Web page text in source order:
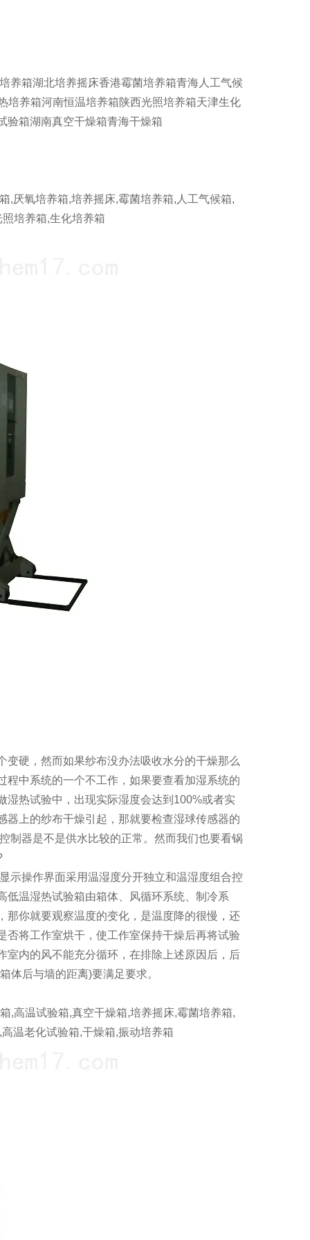
养箱湖北培养摇床香港霉菌培养箱青海人工气候
培养箱河南恒温培养箱陕西光照培养箱天津生化
验箱湖南真空干燥箱青海干燥箱
,厌氧培养箱,培养摇床,霉菌培养箱,人工气候箱,
培养箱,生化培养箱
硬，然而如果纱布没办法吸收水分的干燥那么
中系统的一个不工作，如果要查看加湿系统的
热试验中，出现实际湿度会达到100%或者实
上的纱布干燥引起，那就要检查湿球传感器的
制器是不是供水比较的正常。然而我们也要看锅
操作界面采用温湿度分开独立和温湿度组合控
温湿热试验箱由箱体、风循环系统、制冷系
那你就要观察温度的变化，是温度降的很慢，还
将工作室烘干，使工作室保持干燥后再将试验
室内的风不能充分循环，在排除上述原因后，后
体后与墙的距离)要满足要求。
,高温试验箱,真空干燥箱,培养摇床,霉菌培养箱,
温老化试验箱,干燥箱,振动培养箱